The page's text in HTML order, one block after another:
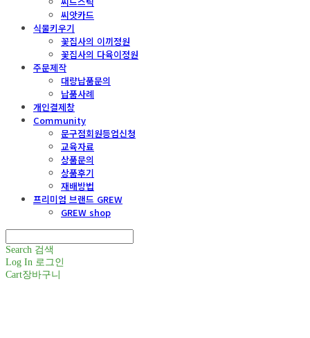
씨앗카드
식물키우기
꽃집사의 이끼정원
꽃집사의 다육이정원
주문제작
대량납품문의
납품사례
개인결제창
Community
문구점회원등업신청
교육자료
상품문의
상품후기
재배방법
프리미엄 브랜드 GREW
GREW shop
Search 검색
Log In 로그인
Cart장바구니